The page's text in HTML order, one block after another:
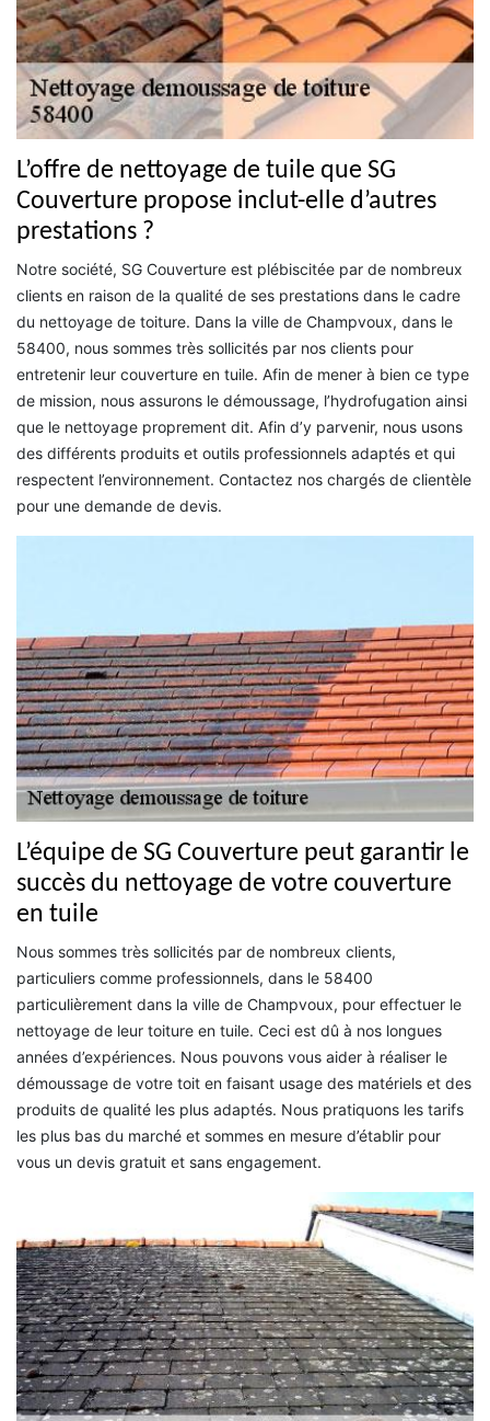
L’offre de nettoyage de tuile que SG
Couverture propose inclut-elle d’autres
prestations ?
Notre société, SG Couverture est plébiscitée par de nombreux
clients en raison de la qualité de ses prestations dans le cadre
du nettoyage de toiture. Dans la ville de Champvoux, dans le
58400, nous sommes très sollicités par nos clients pour
entretenir leur couverture en tuile. Afin de mener à bien ce type
de mission, nous assurons le démoussage, l’hydrofugation ainsi
que le nettoyage proprement dit. Afin d’y parvenir, nous usons
des différents produits et outils professionnels adaptés et qui
respectent l’environnement. Contactez nos chargés de clientèle
pour une demande de devis.
L’équipe de SG Couverture peut garantir le
succès du nettoyage de votre couverture
en tuile
Nous sommes très sollicités par de nombreux clients,
particuliers comme professionnels, dans le 58400
particulièrement dans la ville de Champvoux, pour effectuer le
nettoyage de leur toiture en tuile. Ceci est dû à nos longues
années d’expériences. Nous pouvons vous aider à réaliser le
démoussage de votre toit en faisant usage des matériels et des
produits de qualité les plus adaptés. Nous pratiquons les tarifs
les plus bas du marché et sommes en mesure d’établir pour
vous un devis gratuit et sans engagement.